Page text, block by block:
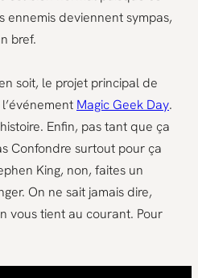
ennemis deviennent sympas,
bref.
soit, le projet principal de
Magic Geek Day.
Enfin, pas tant que ça
Confondre surtout pour ça
King, non, faites un
On ne sait jamais dire,
vous tient au courant. Pour